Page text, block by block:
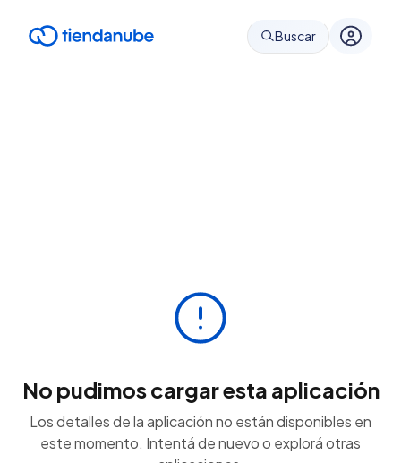
Buscar
No pudimos cargar esta aplicación
Los detalles de la aplicación no están disponibles en
este momento. Intentá de nuevo o explorá otras